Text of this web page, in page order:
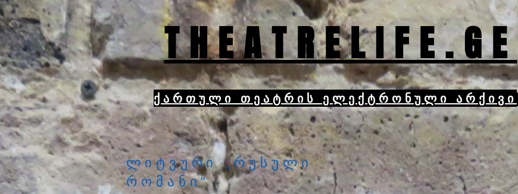
THEATRELIFE.GE
ქართული თეატრის ელექტრონული არქივი
ლიტვური „რუსული
რომანი“